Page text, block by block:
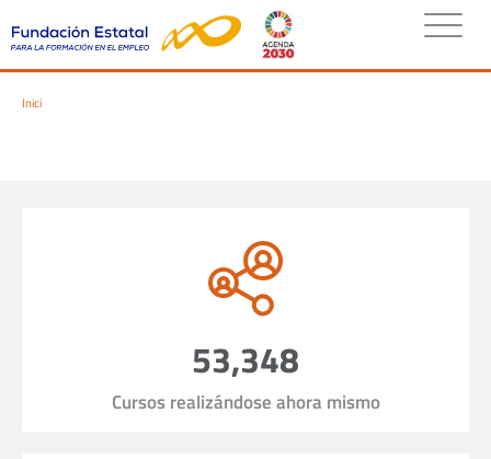
Inici
53,348
Cursos realizándose ahora mismo